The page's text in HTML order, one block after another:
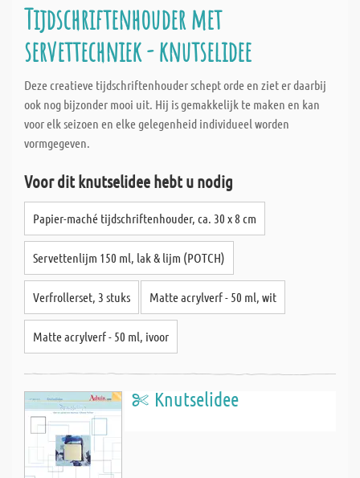
Tijdschriftenhouder met
servettechniek - knutselidee
Deze creatieve tijdschriftenhouder schept orde en ziet er daarbij
ook nog bijzonder mooi uit. Hij is gemakkelijk te maken en kan
voor elk seizoen en elke gelegenheid individueel worden
vormgegeven.
Voor dit knutselidee hebt u nodig
Papier-maché tijdschriftenhouder, ca. 30 x 8 cm
Servettenlijm 150 ml, lak & lijm (POTCH)
Verfrollerset, 3 stuks Matte acrylverf - 50 ml, wit
Matte acrylverf - 50 ml, ivoor
Knutselidee